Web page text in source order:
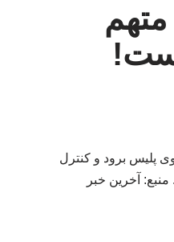
متهم
پلیس برود و کنترل
آخرین خبر